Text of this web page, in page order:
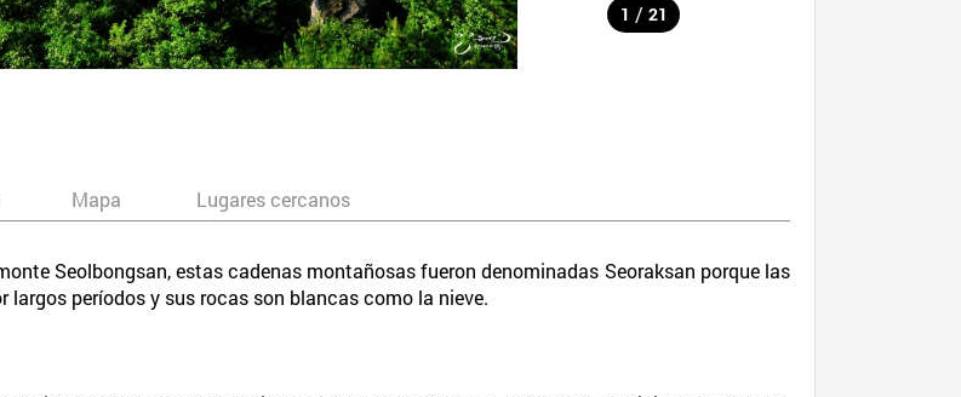
1 / 21
Mapa Lugares cercanos
Seolbongsan, estas cadenas montañosas fueron denominadas Seoraksan porque las
largos períodos y sus rocas son blancas como la nieve.